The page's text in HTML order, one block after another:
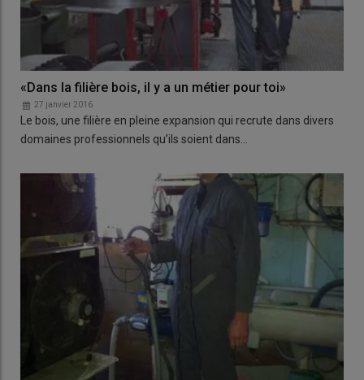
«Dans la filière bois, il y a un métier pour toi»
27 janvier 2016
Le bois, une filière en pleine expansion qui recrute dans divers
domaines professionnels qu’ils soient dans…